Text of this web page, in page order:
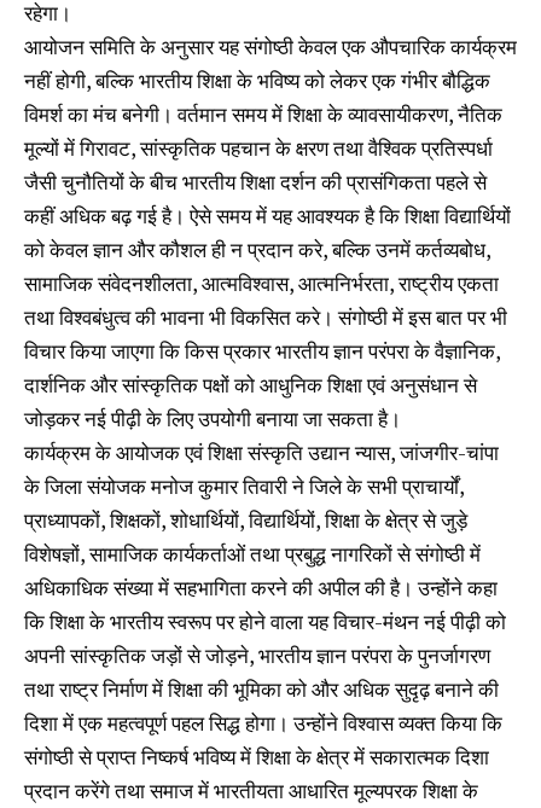
रहेगा।
आयोजन समिति के अनुसार यह संगोष्ठी केवल एक औपचारिक कार्यक्रम
नहीं होगी, बल्कि भारतीय शिक्षा के भविष्य को लेकर एक गंभीर बौद्धिक
विमर्श का मंच बनेगी। वर्तमान समय में शिक्षा के व्यावसायीकरण, नैतिक
मूल्यों में गिरावट, सांस्कृतिक पहचान के क्षरण तथा वैश्विक प्रतिस्पर्धा
जैसी चुनौतियों के बीच भारतीय शिक्षा दर्शन की प्रासंगिकता पहले से
कहीं अधिक बढ़ गई है। ऐसे समय में यह आवश्यक है कि शिक्षा विद्यार्थियों
को केवल ज्ञान और कौशल ही न प्रदान करे, बल्कि उनमें कर्तव्यबोध,
सामाजिक संवेदनशीलता, आत्मविश्वास, आत्मनिर्भरता, राष्ट्रीय एकता
तथा विश्वबंधुत्व की भावना भी विकसित करे। संगोष्ठी में इस बात पर भी
विचार किया जाएगा कि किस प्रकार भारतीय ज्ञान परंपरा के वैज्ञानिक,
दार्शनिक और सांस्कृतिक पक्षों को आधुनिक शिक्षा एवं अनुसंधान से
जोड़कर नई पीढ़ी के लिए उपयोगी बनाया जा सकता है।
कार्यक्रम के आयोजक एवं शिक्षा संस्कृति उद्यान न्यास, जांजगीर-चांपा
के जिला संयोजक मनोज कुमार तिवारी ने जिले के सभी प्राचार्यों,
प्राध्यापकों, शिक्षकों, शोधार्थियों, विद्यार्थियों, शिक्षा के क्षेत्र से जुड़े
विशेषज्ञों, सामाजिक कार्यकर्ताओं तथा प्रबुद्ध नागरिकों से संगोष्ठी में
अधिकाधिक संख्या में सहभागिता करने की अपील की है। उन्होंने कहा
कि शिक्षा के भारतीय स्वरूप पर होने वाला यह विचार-मंथन नई पीढ़ी को
अपनी सांस्कृतिक जड़ों से जोड़ने, भारतीय ज्ञान परंपरा के पुनर्जागरण
तथा राष्ट्र निर्माण में शिक्षा की भूमिका को और अधिक सुदृढ़ बनाने की
दिशा में एक महत्वपूर्ण पहल सिद्ध होगा। उन्होंने विश्वास व्यक्त किया कि
संगोष्ठी से प्राप्त निष्कर्ष भविष्य में शिक्षा के क्षेत्र में सकारात्मक दिशा
प्रदान करेंगे तथा समाज में भारतीयता आधारित मूल्यपरक शिक्षा के